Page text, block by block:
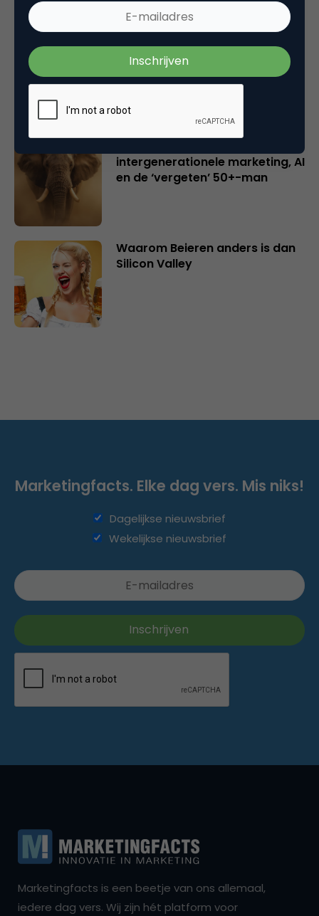
Creatieve sector als aanjager
van innovatie en ontsluiter en
verbinder van industrieën
ooit
intergenerationele marketing, AI
en de ‘vergeten’ 50+-man
Waarom Beieren anders is dan
Silicon Valley
Marketingfacts. Elke dag vers. Mis niks!
Dagelijkse nieuwsbrief
Wekelijkse nieuwsbrief
Marketingfacts is een beetje van ons allemaal,
iedere dag vers. Wij zijn hét platform voor